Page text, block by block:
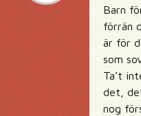
Barn
förrän
är för
som
Ta’t
det,
nog